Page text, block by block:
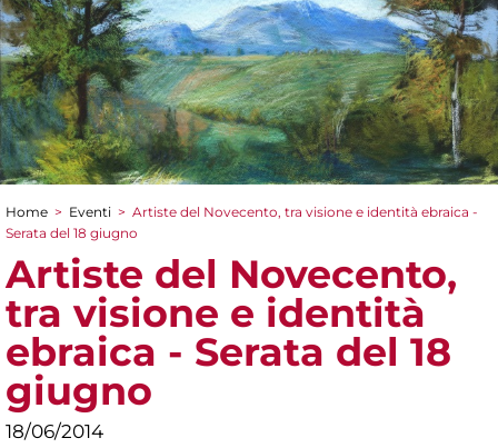
Tu sei qui
Home > Eventi > Artiste del Novecento, tra visione e identità ebraica -
Serata del 18 giugno
Artiste del Novecento,
tra visione e identità
ebraica - Serata del 18
giugno
18/06/2014